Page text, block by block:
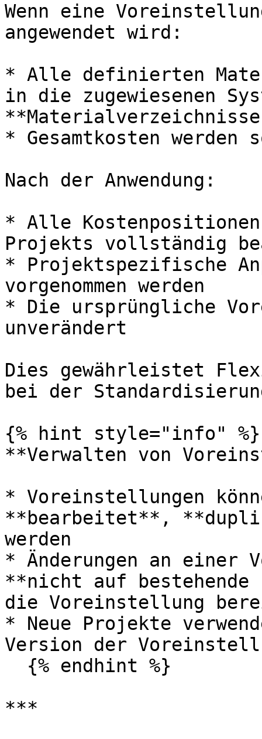
Wenn eine
angewendet wird:
* Alle definierten
in die zugewiesenen
* Gesamtkosten
Nach der Anwendung:
* Alle
Projekts vollständig
* Projektspezifische
vorgenommen werden
* Die ursprüngliche
unverändert
Dies gewährleistet
bei der
{% hint style="info" %}
**Verwalten von
* Voreinstellungen
**bearbeitet**,
werden
* Änderungen an einer
**nicht auf
die Voreinstellung
* Neue Projekte
Version der
***